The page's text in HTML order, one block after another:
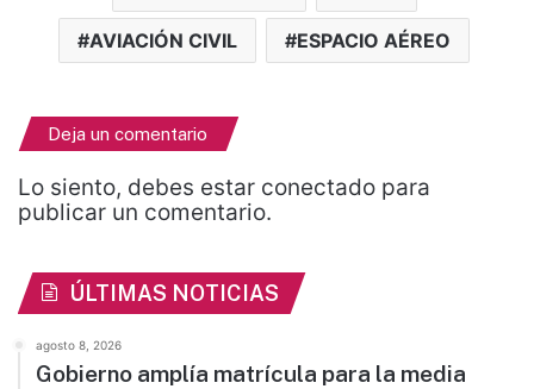
AVIACIÓN CIVIL ESPACIO AÉREO
Deja un comentario
Lo siento, debes estar conectado para
publicar un comentario.
ÚLTIMAS NOTICIAS
agosto 8, 2026
Gobierno amplía matrícula para la media